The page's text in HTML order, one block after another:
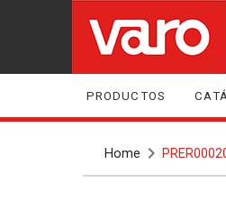
PRODUCTOS
Home